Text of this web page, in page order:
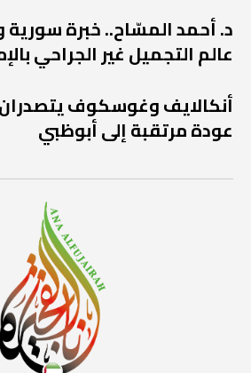
د. أحمد المسّاح.. خبرة سورية
عالم التجميل غير الجراحي
عودة مرتقبة إلى أبوظبي